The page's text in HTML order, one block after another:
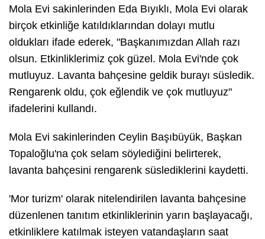
Mola Evi sakinlerinden Eda Bıyıklı, Mola Evi olarak
birçok etkinliğe katıldıklarından dolayı mutlu
oldukları ifade ederek, "Başkanımızdan Allah razı
olsun. Etkinliklerimiz çok güzel. Mola Evi'nde çok
mutluyuz. Lavanta bahçesine geldik burayı süsledik.
Rengarenk oldu, çok eğlendik ve çok mutluyuz"
ifadelerini kullandı.
Mola Evi sakinlerinden Ceylin Başıbüyük, Başkan
Topaloğlu'na çok selam söylediğini belirterek,
lavanta bahçesini rengarenk süslediklerini kaydetti.
'Mor turizm' olarak nitelendirilen lavanta bahçesine
düzenlenen tanıtım etkinliklerinin yarın başlayacağı,
etkinliklere katılmak isteyen vatandaşların saat